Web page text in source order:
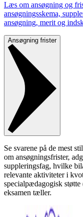
Læs om ansøgning og
ansøgningsskema,
ansøgning, merit og
Ansøgning frister
Se svarene på de mest
om ansøgningsfrister,
suppleringsfag, hvilke
relevante aktiviteter i
specialpædagogisk
eksamen tæller.